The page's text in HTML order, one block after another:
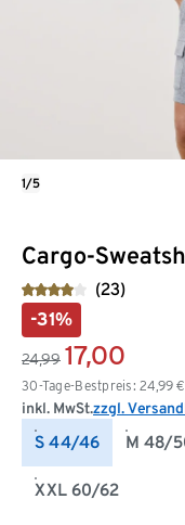
Cargo-
(23)
-31%
24,99 17,00
30-Tage-Bestpreis: 24,99 €
inkl. MwSt.zzgl.
S 44/46 M 48/
XXL 60/62
1/5